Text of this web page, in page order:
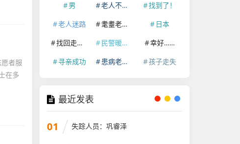
者服
在多
男
老人不慎走失
找到了！
老人迷路
耄耋老人走失
日本
找回走失老人
民警暖心救助
幸好……
寻亲成功
患病老人走失 孩子走失
最近发表
01 失踪人员：巩睿泽